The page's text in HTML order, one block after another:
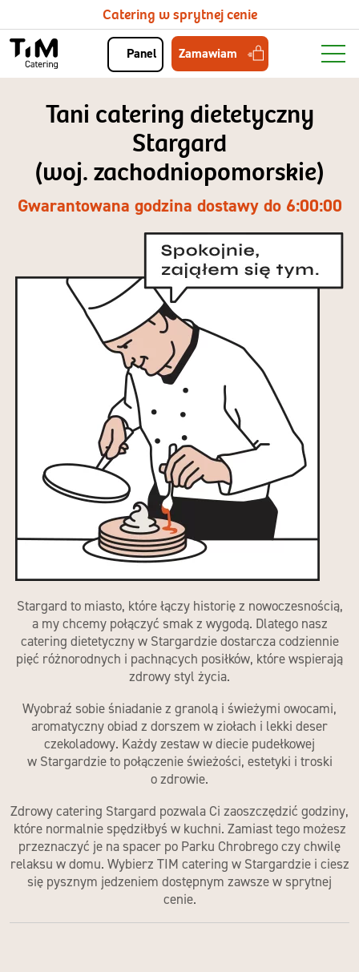
Catering w sprytnej cenie
Panel Zamawiam
Tani catering dietetyczny
Stargard
(woj. zachodniopomorskie)
Gwarantowana godzina dostawy do 6:00:00
Stargard to miasto, które łączy historię z nowoczesnością,
a my chcemy połączyć smak z wygodą. Dlatego nasz
catering dietetyczny w Stargardziedostarcza codziennie
pięć różnorodnych i pachnących posiłków, które wspierają
zdrowy styl życia.
Wyobraź sobie śniadanie z granolą i świeżymi owocami,
aromatyczny obiad z dorszem w ziołach i lekki deser
czekoladowy. Każdy zestaw w diecie pudełkowej
w Stargardzieto połączenie świeżości, estetyki i troski
o zdrowie.
Zdrowy catering Stargard pozwala Ci zaoszczędzić godziny,
które normalnie spędziłbyś w kuchni. Zamiast tego możesz
przeznaczyć je na spacer po Parku Chrobrego czy chwilę
relaksu w domu. Wybierz TIM catering w Stargardziei ciesz
się pysznym jedzeniem dostęp­nym zawsze w sprytnej
cenie.